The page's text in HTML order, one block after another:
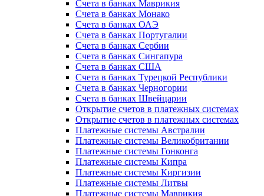
Счета в банках Маврикия
Счета в банках Монако
Счета в банках ОАЭ
Счета в банках Португалии
Счета в банках Сербии
Счета в банках Сингапура
Счета в банках США
Счета в банках Турецкой Республики
Счета в банках Черногории
Счета в банках Швейцарии
Открытие счетов в платежных системах
Открытие счетов в платежных системах
Платежные системы Австралии
Платежные системы Великобритании
Платежные системы Гонконга
Платежные системы Кипра
Платежные системы Киргизии
Платежные системы Литвы
Платежные системы Маврикия